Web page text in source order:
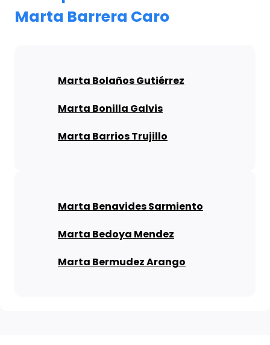
Marta Barrera Caro
Marta Bolaños Gutiérrez
Marta Bonilla Galvis
Marta Barrios Trujillo
Marta Benavides Sarmiento
Marta Bedoya Mendez
Marta Bermudez Arango